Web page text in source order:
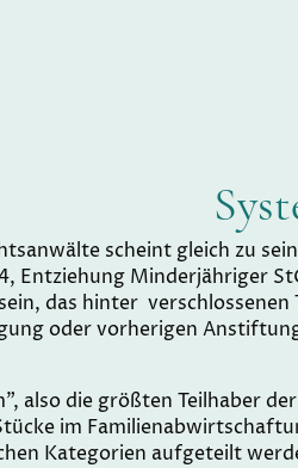
scheint gleich zu
Entziehung Minderjähriger
das hinter
oder vorherigen
also die größten Teilhaber der
im
Kategorien aufgeteilt